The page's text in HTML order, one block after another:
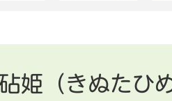
上下水道
砧姫（きぬたひ